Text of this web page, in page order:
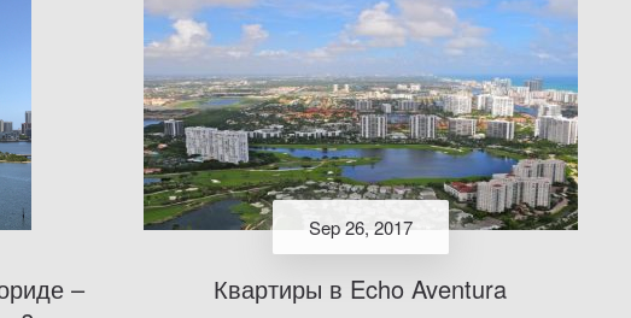
–
Sep 26, 2017
Квартиры в Echo Aventura